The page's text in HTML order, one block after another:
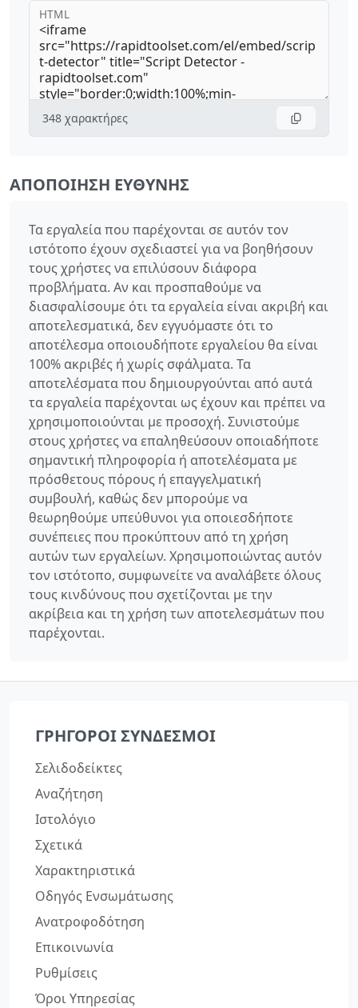
HTML
348 χαρακτήρες
ΑΠΟΠΟΊΗΣΗ ΕΥΘΎΝΗΣ
Τα εργαλεία που παρέχονται σε αυτόν τον
ιστότοπο έχουν σχεδιαστεί για να βοηθήσουν
τους χρήστες να επιλύσουν διάφορα
προβλήματα. Αν και προσπαθούμε να
διασφαλίσουμε ότι τα εργαλεία είναι ακριβή και
αποτελεσματικά, δεν εγγυόμαστε ότι το
αποτέλεσμα οποιουδήποτε εργαλείου θα είναι
100% ακριβές ή χωρίς σφάλματα. Τα
αποτελέσματα που δημιουργούνται από αυτά
τα εργαλεία παρέχονται ως έχουν και πρέπει να
χρησιμοποιούνται με προσοχή. Συνιστούμε
στους χρήστες να επαληθεύσουν οποιαδήποτε
σημαντική πληροφορία ή αποτελέσματα με
πρόσθετους πόρους ή επαγγελματική
συμβουλή, καθώς δεν μπορούμε να
θεωρηθούμε υπεύθυνοι για οποιεσδήποτε
συνέπειες που προκύπτουν από τη χρήση
αυτών των εργαλείων. Χρησιμοποιώντας αυτόν
τον ιστότοπο, συμφωνείτε να αναλάβετε όλους
τους κινδύνους που σχετίζονται με την
ακρίβεια και τη χρήση των αποτελεσμάτων που
παρέχονται.
ΓΡΉΓΟΡΟΙ ΣΎΝΔΕΣΜΟΙ
Σελιδοδείκτες
Αναζήτηση
Ιστολόγιο
Σχετικά
Χαρακτηριστικά
Οδηγός Ενσωμάτωσης
Ανατροφοδότηση
Επικοινωνία
Ρυθμίσεις
Όροι Υπηρεσίας